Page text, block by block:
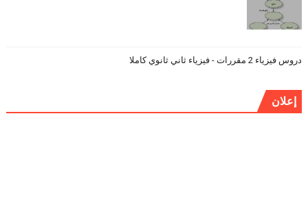
دروس فيزياء 2 مقررات - فيزياء ثاني ثانوي كاملا
إعلان